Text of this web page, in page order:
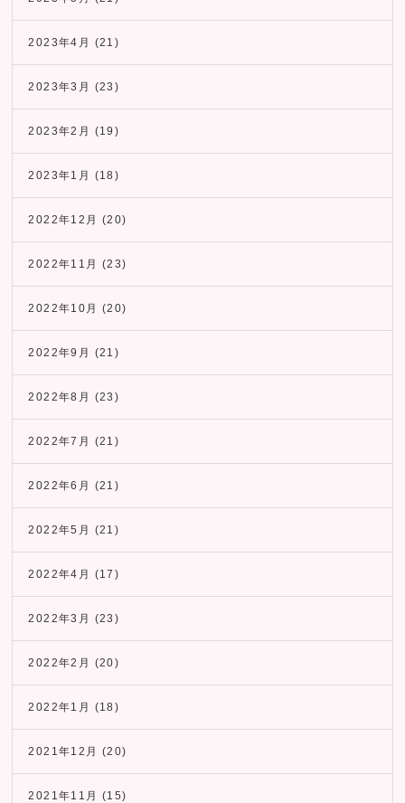
2023年4月 (21)
2023年3月 (23)
2023年2月 (19)
2023年1月 (18)
2022年12月 (20)
2022年11月 (23)
2022年10月 (20)
2022年9月 (21)
2022年8月 (23)
2022年7月 (21)
2022年6月 (21)
2022年5月 (21)
2022年4月 (17)
2022年3月 (23)
2022年2月 (20)
2022年1月 (18)
2021年12月 (20)
2021年11月 (15)